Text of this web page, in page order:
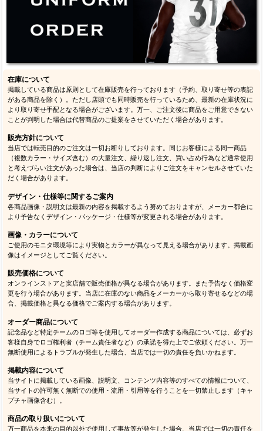
在庫について
掲載している商品は原則として在庫販売を行っております（予約、取り寄せ等の表記
がある商品を除く）。ただし店頭でも同時販売を行っているため、最新の在庫状況に
より取り寄せ手配となる場合がございます。万一、ご注文後に商品をご用意できない
ことが判明した場合は代替商品のご提案をさせていただく場合があります。
販売方針について
当店では転売目的のご注文は一切お断りしております。同じお客様による同一商品
（複数カラー・サイズ含む）の大量注文、繰り返し注文、買い占め行為など通常使用
と考えづらい注文があった場合は、当店の判断によりご注文をキャンセルさせていた
だく場合があります。
デザイン・仕様等に関するご案内
各商品画像・説明文は最新の内容を掲載するよう努めておりますが、メーカー都合に
より予告なくデザイン・パッケージ・仕様等が変更される場合があります。
画像・カラーについて
ご使用のモニタ環境等により実物とカラーが異なって見える場合があります。掲載画
像はイメージとしてご覧ください。
販売価格について
オンラインストアと実店舗で販売価格が異なる場合があります。また予告なく価格変
更を行う場合があります。当店に在庫のない商品をメーカーから取り寄せるなどの場
合、掲載価格と異なる価格でご案内する場合があります。
オーダー商品について
記念品など特定チームのロゴ等を使用してオーダー作成する商品については、必ずお
客様自身でロゴ権利者（チーム責任者など）の承諾を得た上でご依頼ください。万一
無断使用によるトラブルが発生した場合、当店では一切の責任を負いかねます。
掲載内容について
当サイトに掲載している画像、説明文、コンテンツ内容等のすべての情報について、
当サイトの許可無く無断での使用・流用・引用等を行うことを一切禁止します（キャ
プチャ画像含む）。
商品の取り扱いについて
万一商品を本来の目的以外で使用して事故等が発生した場合、当店では一切の責任を